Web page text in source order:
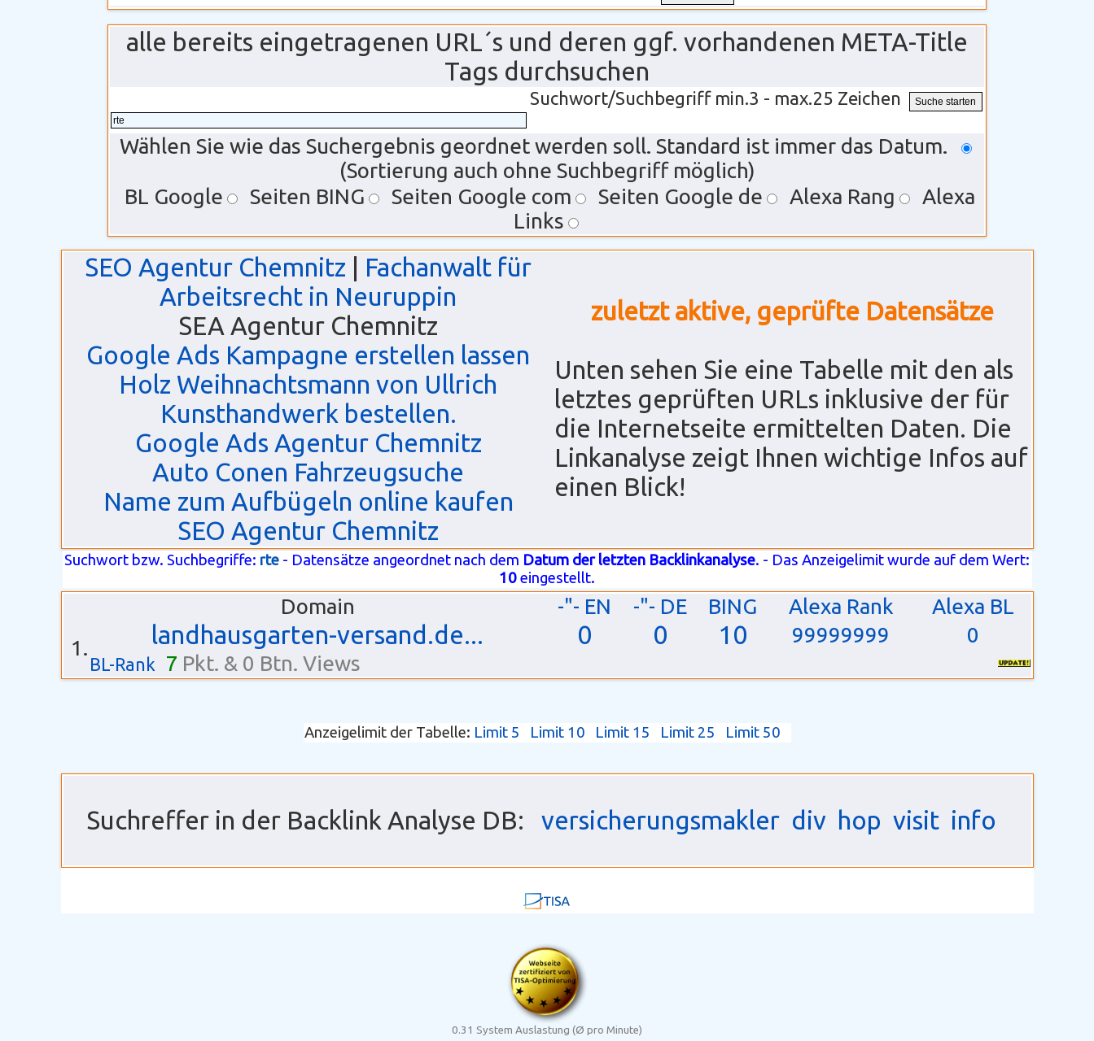
alle bereits eingetragenen URL´s und deren ggf. vorhandenen META-Title
Tags durchsuchen
Suchwort/Suchbegriff min.3 - max.25 Zeichen
Wählen Sie wie das Suchergebnis geordnet werden soll. Standard ist immer das Datum.
(Sortierung auch ohne Suchbegriff möglich)
BL Google
Seiten BING Seiten Google com Seiten Google de Alexa Rang
Alexa
Links
SEO Agentur Chemnitz
Fachanwalt für
Arbeitsrecht in Neuruppin
SEA Agentur Chemnitz
Google Ads Kampagne erstellen lassen
Holz Weihnachtsmann von Ullrich
Kunsthandwerk bestellen.
Google Ads Agentur Chemnitz
Auto Conen Fahrzeugsuche
Name zum Aufbügeln online kaufen
SEO Agentur Chemnitz
zuletzt aktive, geprüfte Datensätze
Unten sehen Sie eine Tabelle mit den als
letztes geprüften URLs inklusive der für
die Internetseite ermittelten Daten. Die
Linkanalyse zeigt Ihnen wichtige Infos auf
einen Blick!
Suchwort bzw. Suchbegriffe: rte - Datensätze angeordnet nach dem Datum der letzten Backlinkanalyse. - Das Anzeigelimit wurde auf dem Wert:
10eingestellt.
Domain -"- EN -"- DE BING Alexa Rank
Alexa BL
1.
landhausgarten-versand.de... 0 0 10 99999999 0
BL-Rank 7 Pkt. & 0 Btn. Views
Anzeigelimit der Tabelle: Limit 5 Limit 10 Limit 15 Limit 25 Limit 50
Suchreffer in der Backlink Analyse DB: versicherungsmakler div hop visit info
0.31 System Auslastung (Ø pro Minute)